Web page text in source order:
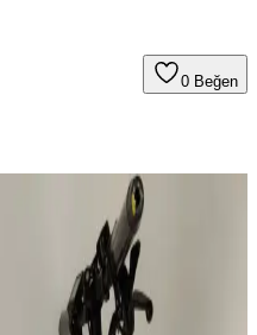
0 Beğen
Satın Alma Rehberi:
düzenlemeler, batarya,
edin. Doğru seçimle